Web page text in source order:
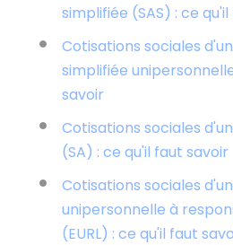
simplifiée (SAS) : ce
Cotisations sociales
simplifiée
savoir
Cotisations sociales
(SA) : ce qu'il faut savoir
Cotisations sociales
unipersonnelle à
(EURL) : ce qu'il faut